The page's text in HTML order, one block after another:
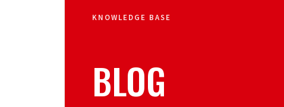
KNOWLEDGE BASE
BLOG